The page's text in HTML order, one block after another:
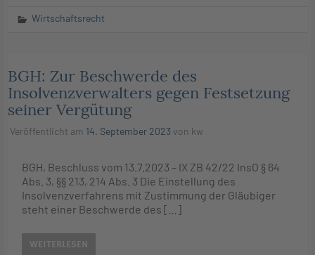
Wirtschaftsrecht
BGH: Zur Beschwerde des
Insolvenzverwalters gegen Festsetzung
seiner Vergütung
Veröffentlicht am 14. September 2023 von kw
BGH, Beschluss vom 13.7.2023 – IX ZB 42/22 InsO § 64
Abs. 3, §§ 213, 214 Abs. 3 Die Einstellung des
Insolvenzverfahrens mit Zustimmung der Gläubiger
steht einer Beschwerde des […]
WEITERLESEN